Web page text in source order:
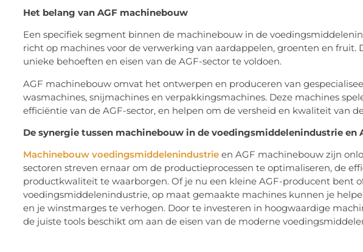
Het belang van AGF machinebouw
Een specifiek segment binnen de machinebouw in de
richt op machines voor de verwerking van aardappelen, groenten en fruit.
unieke behoeften en eisen van de AGF-sector te voldoen.
AGF machinebouw omvat het ontwerpen en produceren van
wasmachines, snijmachines en verpakkingsmachines. Deze machines
efficiëntie van de AGF-sector, en helpen om de versheid en kwaliteit van
De synergie tussen machinebouw in de voedingsmiddelenindustrie en
Machinebouw voedingsmiddelenindustrie en AGF machinebouw zijn
sectoren streven ernaar om de productieprocessen te optimaliseren, de
productkwaliteit te waarborgen. Of je nu een kleine AGF-producent bent
voedingsmiddelenindustrie, op maat gemaakte machines kunnen je
en je winstmarges te verhogen. Door te investeren in hoogwaardige
de juiste tools beschikt om aan de eisen van de moderne